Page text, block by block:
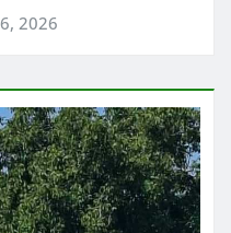
krvi u Doljevcu